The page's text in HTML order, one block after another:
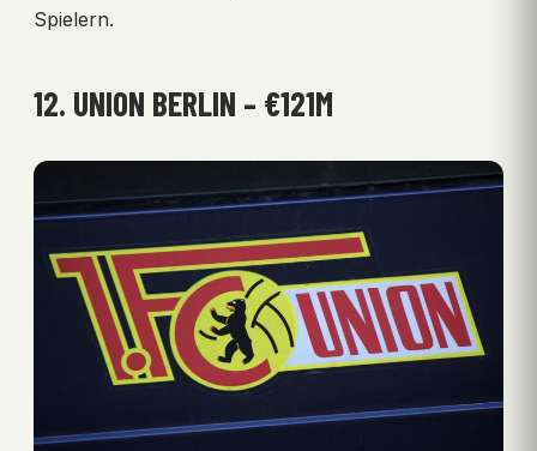
Spielern.
12. UNION BERLIN – €121M